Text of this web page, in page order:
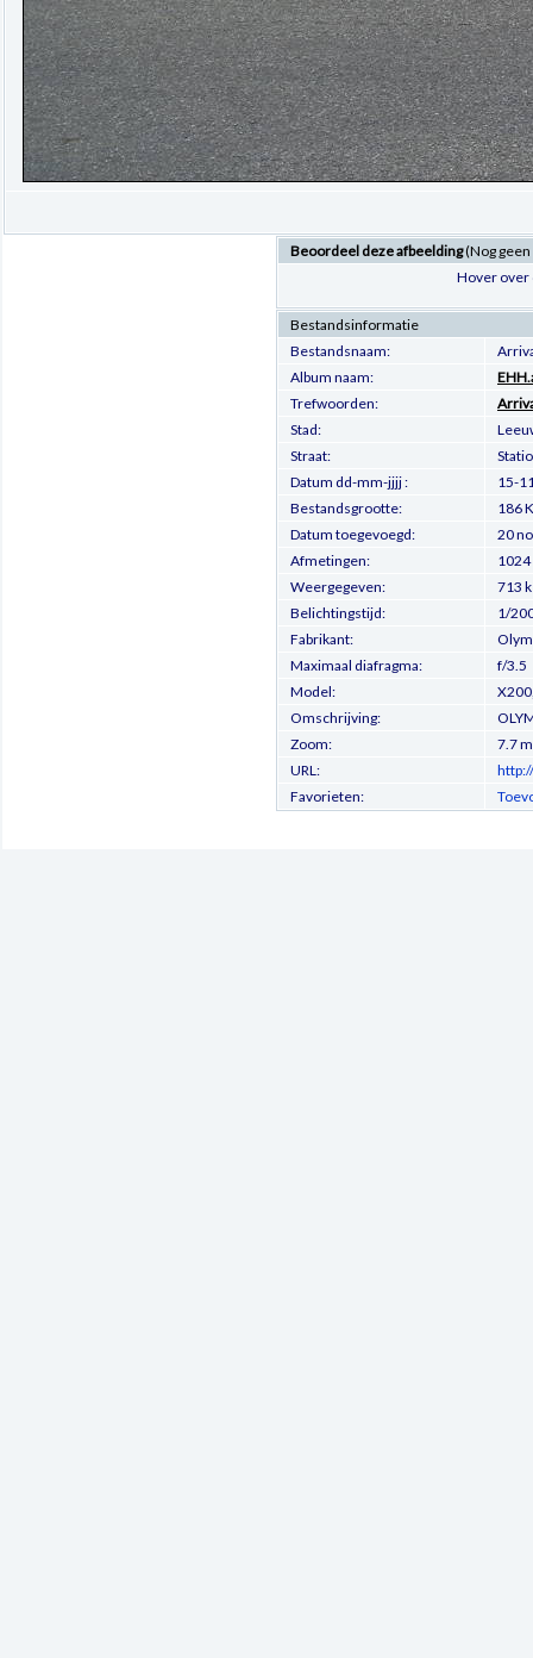
Beoordeel deze afbeelding(Nog
Hover over
Bestandsinformatie
Bestandsnaam:
Album naam:
Trefwoorden:
Stad:
Straat:
Datum dd-mm-jjjj :
15-
Bestandsgrootte:
186
Datum toegevoegd:
20
Afmetingen:
1024
Weergegeven:
713
Belichtingstijd:
1/
Fabrikant:
Maximaal diafragma:
f/3.5
Model:
Omschrijving:
Zoom:
7.7
URL:
Favorieten: